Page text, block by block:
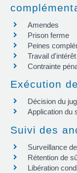
Amendes
Prison ferme
Peines
Travail
Contrainte
Exécution
Décision du
Application du
Suivi des
Surveillance
Rétention de
Libération